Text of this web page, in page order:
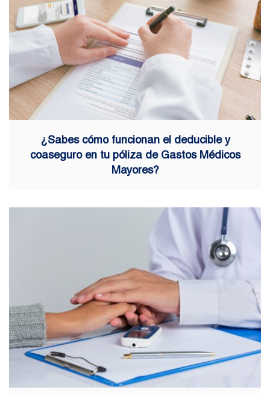
¿Sabes cómo funcionan el deducible y
coaseguro en tu póliza de Gastos Médicos
Mayores?